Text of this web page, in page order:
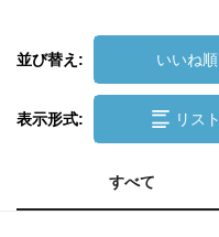
並び替え: いいね順
表示形式: リスト
すべて